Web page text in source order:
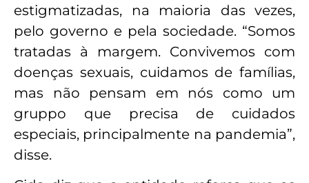
estigmatizadas, na maioria das vezes,
pelo governo e pela sociedade. “Somos
tratadas à margem. Convivemos com
doenças sexuais, cuidamos de famílias,
mas não pensam em nós como um
gruppo que precisa de cuidados
especiais, principalmente na pandemia”,
disse.